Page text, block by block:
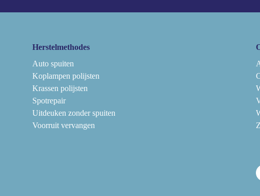
Herstelmethodes
Auto spuiten
Koplampen polijsten
Krassen polijsten
Spotrepair
Uitdeuken zonder spuiten
Voorruit vervangen